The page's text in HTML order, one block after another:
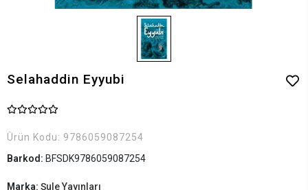
Selahaddin Eyyubi
Ürün Kodu: 9786059087254
Barkod: BFSDK9786059087254
Marka: Şule Yayınları